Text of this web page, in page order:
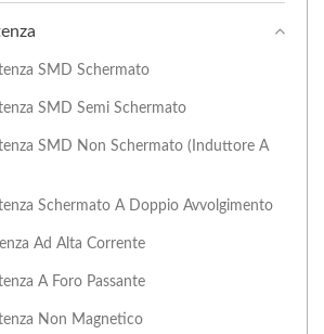
SMD Schermato
SMD Semi Schermato
SMD Non Schermato (induttore A
Schermato A Doppio Avvolgimento
Ad Alta Corrente
A Foro Passante
Non Magnetico